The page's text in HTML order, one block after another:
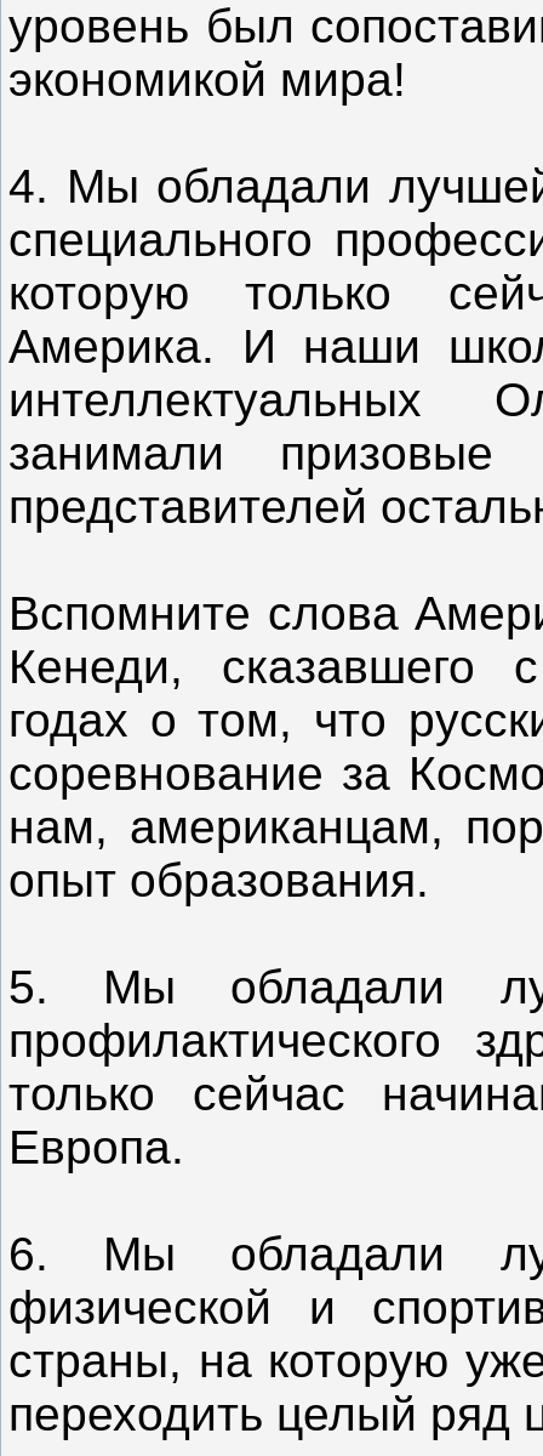
уровень был
экономикой мира!
4. Мы обладали
специального
которую только
Америка. И наши
интеллектуальных
занимали
представителей
Вспомните слова
Кенеди, сказавшего
годах о том, что
соревнование за
нам, американцам,
опыт образования.
5. Мы обладали
профилактического
только сейчас
Европа.
6. Мы обладали
физической и
страны, на которую
переходить целый ряд